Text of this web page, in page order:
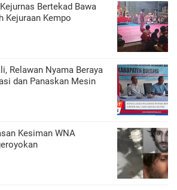
Bertekad Bawa
Kejuraan Kempo
Relawan Nyama Beraya
dan Panaskan Mesin
Kesiman WNA